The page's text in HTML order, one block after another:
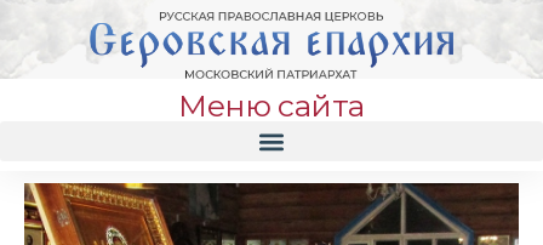
Меню сайта